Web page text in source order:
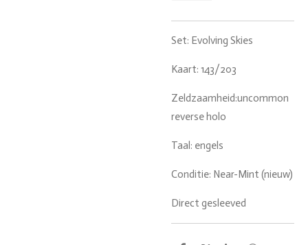
Set: Evolving Skies
Kaart: 143/203
Zeldzaamheid:uncommon
reverse holo
Taal: engels
Conditie: Near-Mint (nieuw)
Direct gesleeved